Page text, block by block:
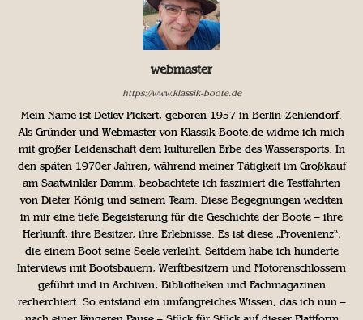
webmaster
https://www.klassik-boote.de
Mein Name ist Detlev Pickert, geboren 1957 in Berlin-Zehlendorf.
Als Gründer und Webmaster von Klassik-Boote.de widme ich mich
mit großer Leidenschaft dem kulturellen Erbe des Wassersports. In
den späten 1970er Jahren, während meiner Tätigkeit im Großkauf
am Saatwinkler Damm, beobachtete ich fasziniert die Testfahrten
von Dieter König und seinem Team. Diese Begegnungen weckten
in mir eine tiefe Begeisterung für die Geschichte der Boote – ihre
Herkunft, ihre Besitzer, ihre Erlebnisse. Es ist diese „Provenienz“,
die einem Boot seine Seele verleiht. Seitdem habe ich hunderte
Interviews mit Bootsbauern, Werftbesitzern und Motorenschlossern
geführt und in Archiven, Bibliotheken und Fachmagazinen
recherchiert. So entstand ein umfangreiches Wissen, das ich nun –